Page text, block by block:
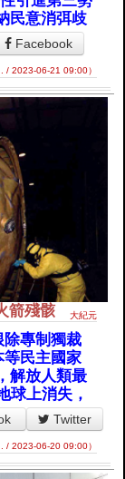
民意消弭歧
Facebook
. / 2023-06-21 09:00）
箭殘骸 大紀元
除專制獨裁
等民主國家
解放人類最
球上消失，
Twitter
. / 2023-06-20 09:00）